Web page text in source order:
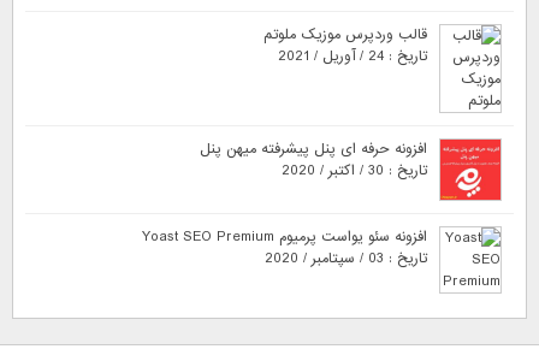
قالب وردپرس موزیک ملوتم
تاریخ : 24 / آوریل / 2021
افزونه حرفه ای پنل پیشرفته میهن پنل
تاریخ : 30 / اکتبر / 2020
افزونه سئو یواست پرمیوم Yoast SEO Premium
تاریخ : 03 / سپتامبر / 2020